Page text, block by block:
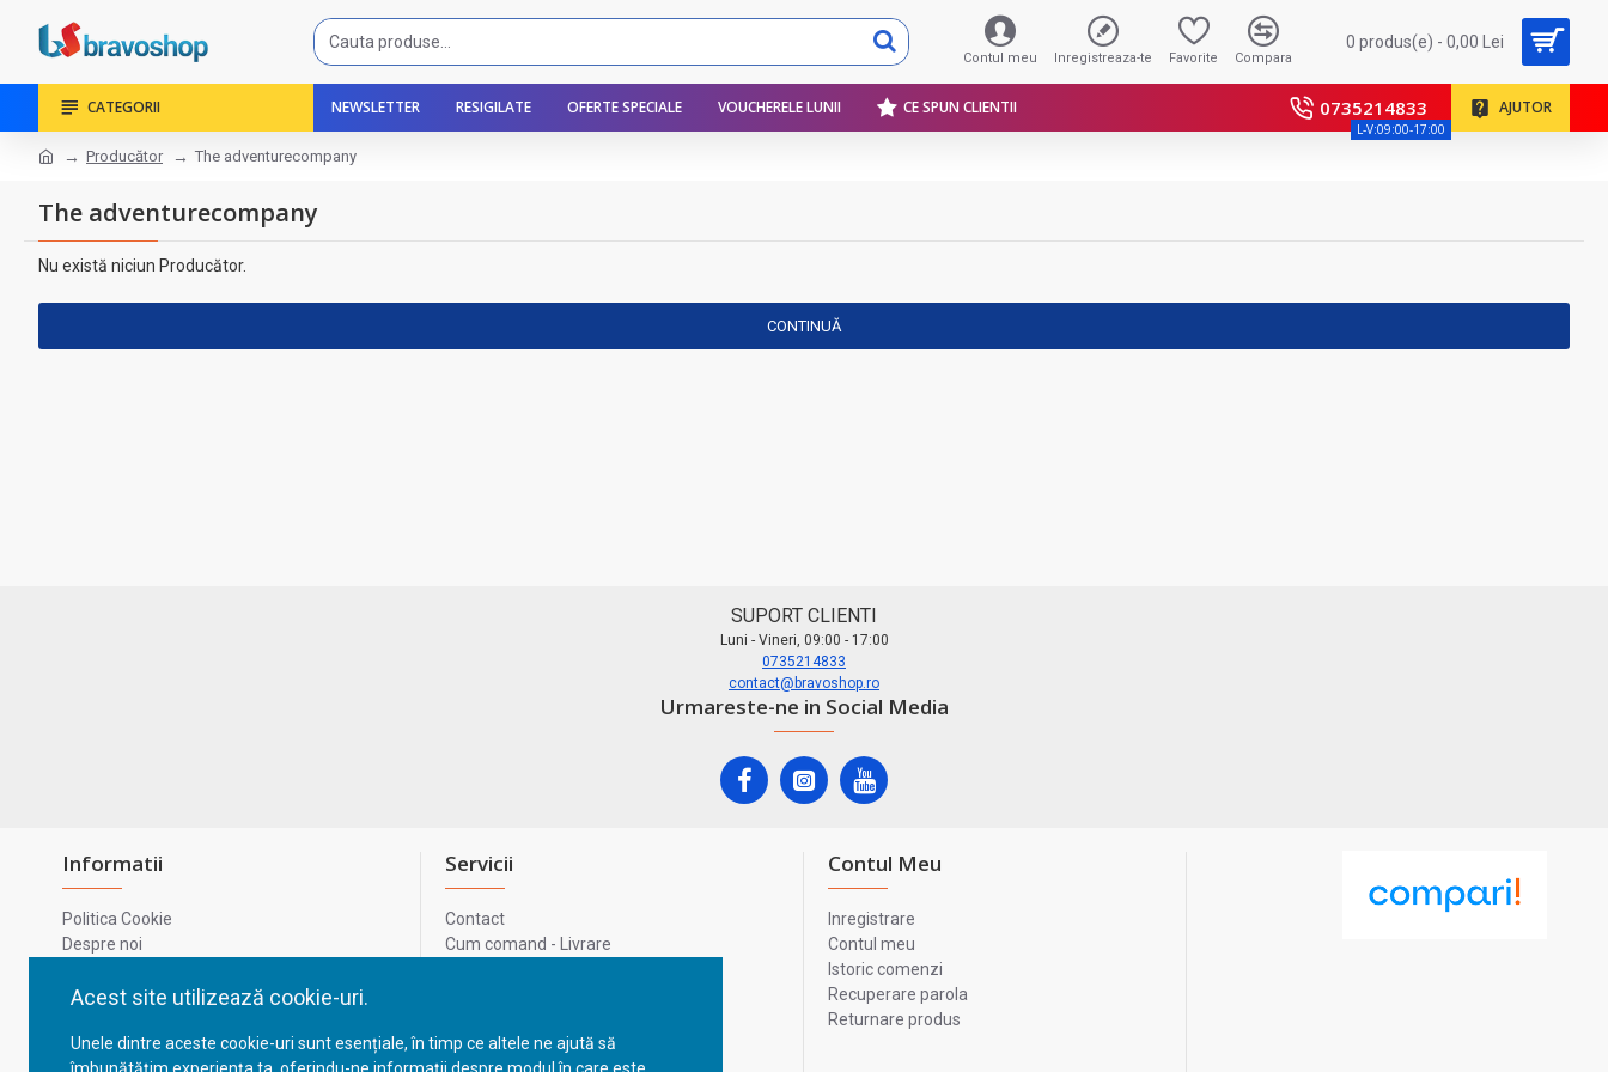
Acest site utilizează cookie-uri.
Unele dintre aceste cookie-uri sunt esențiale, în timp ce altele ne ajută să
Contul meu Inregistreaza-te Favorite Compara
0 produs(e) - 0,00 Lei
CATEGORII NEWSLETTER RESIGILATE OFERTE SPECIALE VOUCHERELE LUNII CE SPUN CLIENTII 0735214833
L-V:09:00-17:00
AJUTOR
Producător The adventurecompany
The adventurecompany
Nu există niciun Producător.
CONTINUĂ
SUPORT CLIENTI
Luni - Vineri, 09:00 - 17:00
0735214833
contact@bravoshop.ro
Urmareste-ne in Social Media
Informatii
Politica Cookie
Despre noi
Confidentialitate
GDPR - Datele tale
Servicii
Contact
Cum comand - Livrare
ANPC
Contul Meu
Inregistrare
Contul meu
Istoric comenzi
Recuperare parola
Returnare produs